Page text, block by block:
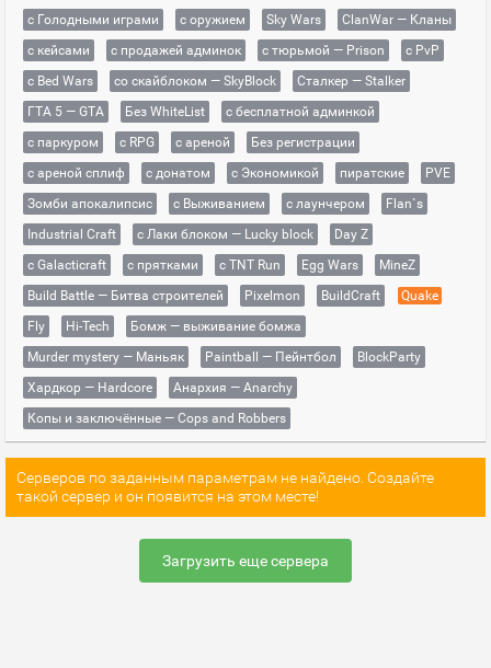
с Голодными играми
с оружием Sky Wars
ClanWar — Кланы
с кейсами
с продажей админок с тюрьмой — Prison
с PvP
с Bed Wars
со скайблоком — SkyBlock
Сталкер — Stalker
ГТА 5 — GTA
Без WhiteList
с бесплатной админкой
с паркуром
с RPG с ареной
Без регистрации
с ареной сплиф
с донатом с Экономикой пиратские
PVE
Зомби апокалипсис
с Выживанием с лаунчером
Flan`s
Industrial Craft
с Лаки блоком — Lucky block
Day Z
с Galacticraft
с прятками с TNT Run Egg Wars
MineZ
Build Battle — Битва строителей
Pixelmon BuildCraft
Quake
Fly
Hi-Tech
Бомж — выживание бомжа
Murder mystery — Маньяк
Paintball — Пейнтбол
BlockParty
Хардкор — Hardcore
Анархия — Anarchy
Копы и заключённые — Cops and Robbers
Серверов по заданным параметрам не найдено. Создайте
такой сервер и он появится на этом месте!
Загрузить еще сервера